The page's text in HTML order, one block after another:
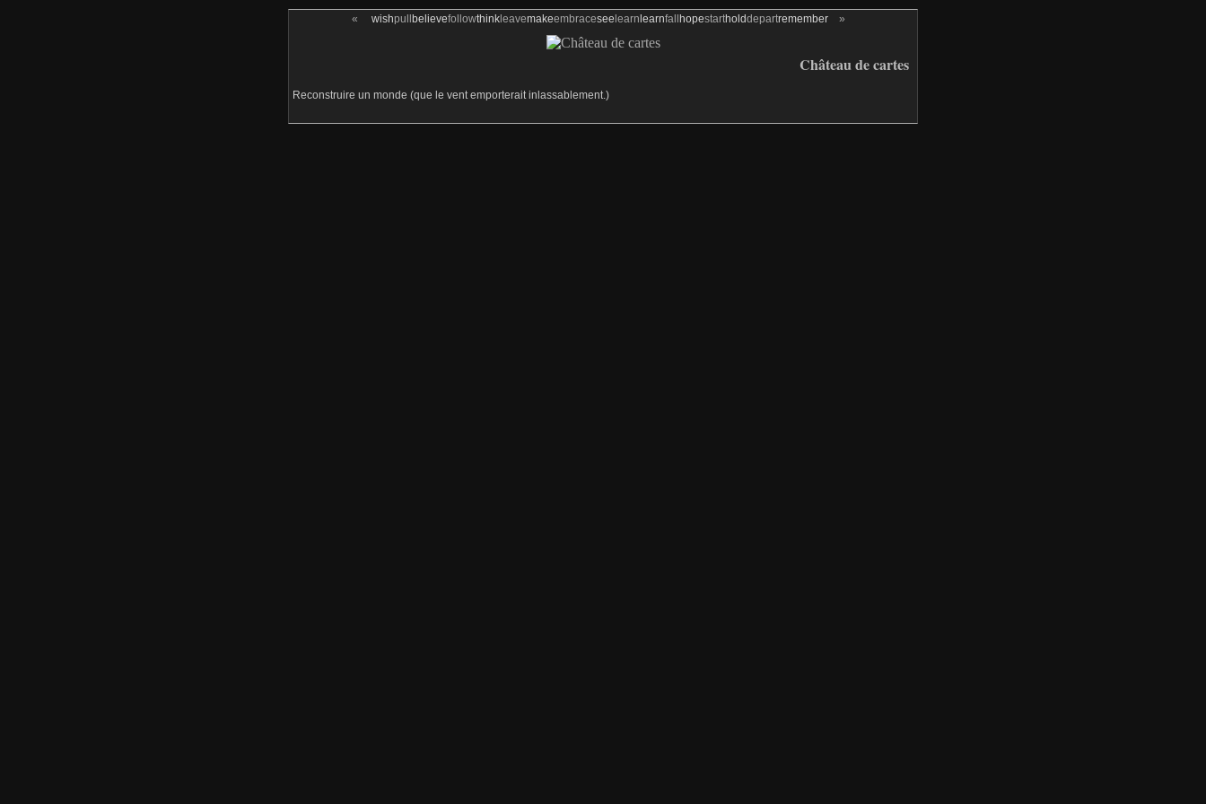
« wishpull believefollowthinkleavemakeembracesee learn learnfall hopestartholddepartremember »
Château de cartes
Reconstruire un monde (que le vent emporterait inlassablement.)